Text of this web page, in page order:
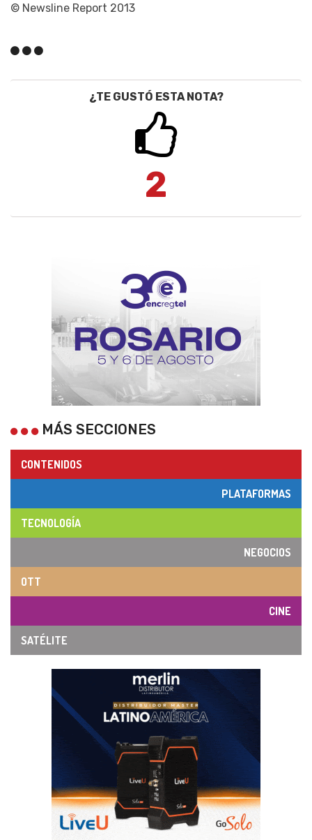
© Newsline Report 2013
¿TE GUSTÓ ESTA NOTA?
2
MÁS SECCIONES
CONTENIDOS
PLATAFORMAS
TECNOLOGÍA
NEGOCIOS
OTT
CINE
SATÉLITE